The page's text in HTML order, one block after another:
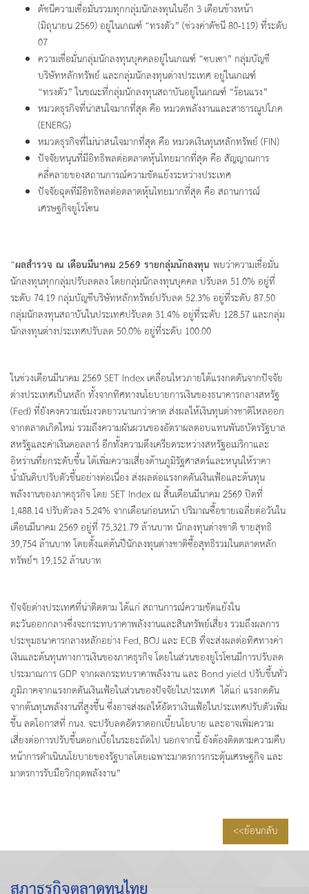
ดัชนีความเชื่อมั่นรวมทุกกลุ่มนักลงทุนในอีก 3 เดือนข้างหน้า
(มิถุนายน 2569) อยู่ในเกณฑ์ “ทรงตัว” (ช่วงค่าดัชนี 80-119) ที่ระดับ
07
ความเชื่อมั่นกลุ่มนักลงทุนบุคคลอยู่ในเกณฑ์ “ซบเซา” กลุ่มบัญชี
บริษัทหลักทรัพย์ และกลุ่มนักลงทุนต่างประเทศ อยู่ในเกณฑ์
“ทรงตัว” ในขณะที่กลุ่มนักลงทุนสถาบันอยู่ในเกณฑ์ “ร้อนแรง”
หมวดธุรกิจที่น่าสนใจมากที่สุด คือ หมวดพลังงานและสาธารณูปโภค
(ENERG)
หมวดธุรกิจที่ไม่น่าสนใจมากที่สุด คือ หมวดเงินทุนหลักทรัพย์ (FIN)
ปัจจัยหนุนที่มีอิทธิพลต่อตลาดหุ้นไทยมากที่สุด คือ สัญญาณการ
คลี่คลายของสถานการณ์ความขัดแย้งระหว่างประเทศ
ปัจจัยฉุดที่มีอิทธิพลต่อตลาดหุ้นไทยมากที่สุด คือ สถานการณ์
เศรษฐกิจยูโรโซน
“ผลสำรวจ ณ เดือนมีนาคม2569 รายกลุ่มนักลงทุน พบว่าความเชื่อมั่น
นักลงทุนทุกกลุ่มปรับลดลง โดยกลุ่มนักลงทุนบุคคล ปรับลด 51.0% อยู่ที่
ระดับ 74.19 กลุ่มบัญชีบริษัทหลักทรัพย์ปรับลด 52.3% อยู่ที่ระดับ 87.50
กลุ่มนักลงทุนสถาบันในประเทศปรับลด 31.4% อยู่ที่ระดับ 128.57 และกลุ่ม
นักลงทุนต่างประเทศปรับลด 50.0% อยู่ที่ระดับ 100.00
ในช่วงเดือนมีนาคม 2569 SET Index เคลื่อนไหวภายใต้แรงกดดันจากปัจจัย
ต่างประเทศเป็นหลัก ทั้งจากทิศทางนโยบายการเงินของธนาคารกลางสหรัฐ
(Fed) ที่ยังคงความเข้มงวดยาวนานกว่าคาด ส่งผลให้เงินทุนต่างชาติไหลออก
จากตลาดเกิดใหม่ รวมถึงความผันผวนของอัตราผลตอบแทนพันธบัตรรัฐบาล
สหรัฐและค่าเงินดอลลาร์ อีกทั้งความตึงเครียดระหว่างสหรัฐอเมริกาและ
อิหร่านที่ยกระดับขึ้น ได้เพิ่มความเสี่ยงด้านภูมิรัฐศาสตร์และหนุนให้ราคา
น้ำมันดิบปรับตัวขึ้นอย่างต่อเนื่อง ส่งผลต่อแรงกดดันเงินเฟ้อและต้นทุน
พลังงานของภาคธุรกิจ โดย SET Index ณ สิ้นเดือนมีนาคม 2569 ปิดที่
1,488.14 ปรับตัวลง 5.24% จากเดือนก่อนหน้า ปริมาณซื้อขายเฉลี่ยต่อวันใน
เดือนมีนาคม 2569 อยู่ที่ 75,321.79 ล้านบาท นักลงทุนต่างชาติ ขายสุทธิ
39,754 ล้านบาท โดยตั้งแต่ต้นปีนักลงทุนต่างชาติซื้อสุทธิรวมในตลาดหลัก
ทรัพย์ฯ 19,152 ล้านบาท
ปัจจัยต่างประเทศที่น่าติดตาม ได้แก่ สถานการณ์ความขัดแย้งใน
ตะวันออกกลางซึ่งจะกระทบราคาพลังงานและสินทรัพย์เสี่ยง รวมถึงผลการ
ประชุมธนาคารกลางหลักอย่าง Fed, BOJ และ ECB ที่จะส่งผลต่อทิศทางค่า
เงินและต้นทุนทางการเงินของภาคธุรกิจ โดยในส่วนของยูโรโซนมีการปรับลด
ประมาณการ GDP จากผลกระทบราคาพลังงาน และ Bond yield ปรับขึ้นทั่ว
ภูมิภาคจากแรงกดดันเงินเฟ้อในส่วนของปัจจัยในประเทศ ได้แก่ แรงกดดัน
จากต้นทุนพลังงานที่สูงขึ้น ซึ่งอาจส่งผลให้อัตราเงินเฟ้อในประเทศปรับตัวเพิ่ม
ขึ้น ลดโอกาสที่ กนง. จะปรับลดอัตราดอกเบี้ยนโยบาย และอาจเพิ่มความ
เสี่ยงต่อการปรับขึ้นดอกเบี้ยในระยะถัดไป นอกจากนี้ ยังต้องติดตามความคืบ
หน้าการดำเนินนโยบายของรัฐบาลโดยเฉพาะมาตรการกระตุ้นเศรษฐกิจ และ
มาตรการรับมือวิกฤตพลังงาน”
<<ย้อนกลับ